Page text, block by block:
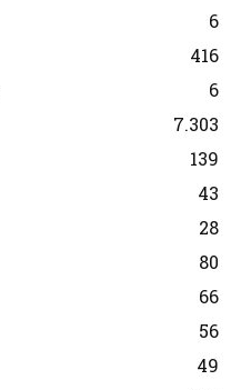
6
416
6
7.303
139
43
28
80
66
56
49